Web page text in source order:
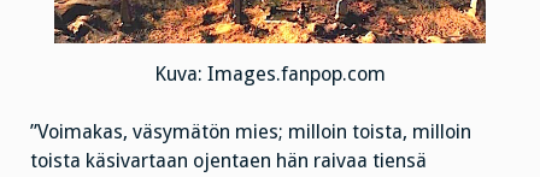
Kuva: Images.fanpop.com
”Voimakas, väsymätön mies; milloin toista, milloin
toista käsivartaan ojentaen hän raivaa tiensä